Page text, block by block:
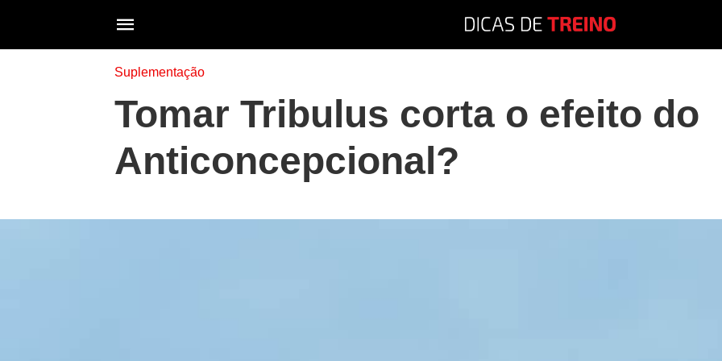
Suplementação
Tomar Tribulus corta o efeito do
Anticoncepcional?